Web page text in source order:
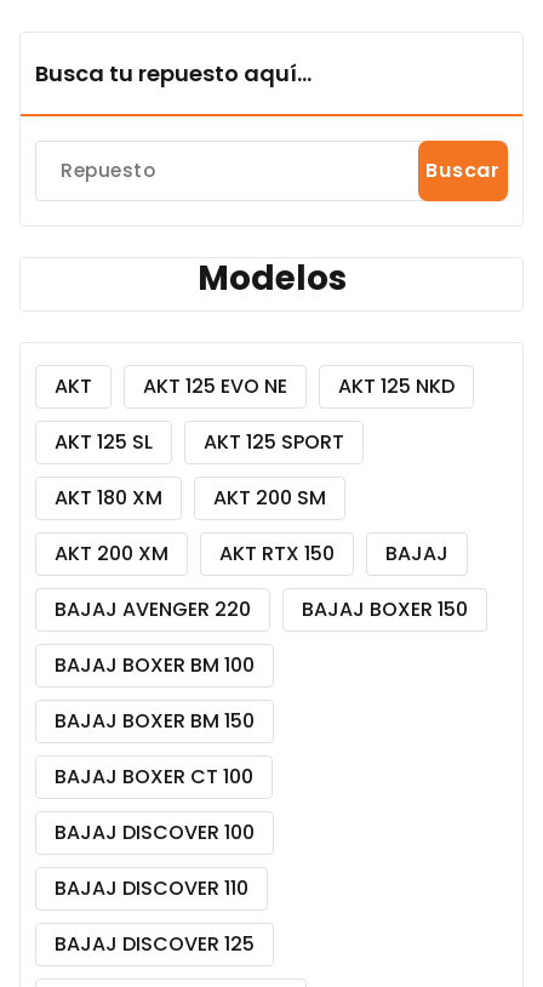
Busca tu repuesto aquí...
Buscar
Modelos
AKT AKT 125 EVO NE
AKT 125 NKD
AKT 125 SL
AKT 125 SPORT
AKT 180 XM
AKT 200 SM
AKT 200 XM
AKT RTX 150
BAJAJ
BAJAJ AVENGER 220
BAJAJ BOXER 150
BAJAJ BOXER BM 100
BAJAJ BOXER BM 150
BAJAJ BOXER CT 100
BAJAJ DISCOVER 100
BAJAJ DISCOVER 110
BAJAJ DISCOVER 125